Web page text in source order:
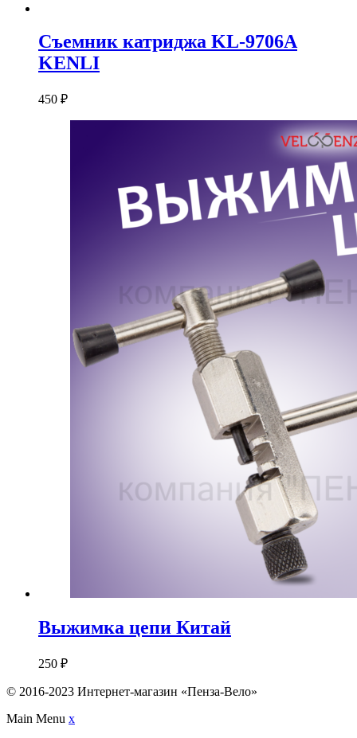
Съемник катриджа KL-9706А
KENLI
450 ₽
Выжимка цепи Китай
250 ₽
© 2016-2023 Интернет-магазин «Пенза-Вело»
Main Menu x